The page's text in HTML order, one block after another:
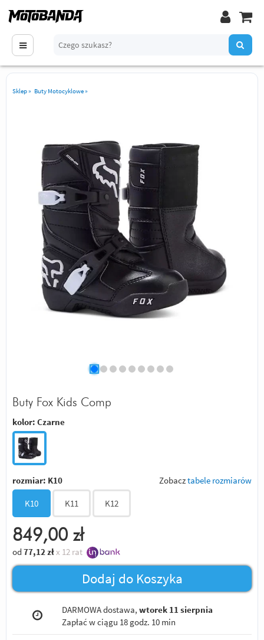
Sklep» Buty Motocyklowe»
Buty Fox Kids Comp
kolor: Czarne
rozmiar: K10 Zobacztabele rozmiarów
K10 K11 K12
849,00 zł
od 77,12 zł x 12 rat
Dodaj do Koszyka
DARMOWA dostawa,wtorek 11 sierpnia
Zapłać w ciągu 18 godz. 10 min